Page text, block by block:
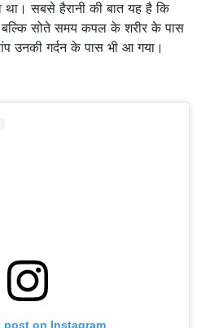
सबसे हैरानी की बात यह है कि
बल्कि सोते समय कपल के शरीर के पास
उनकी गर्दन के पास भी आ गया।
post on Instagram